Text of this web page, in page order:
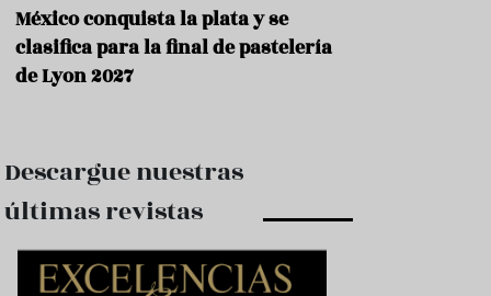
F
n
México conquista la plata y se
clasifica para la final de pastelería
de Lyon 2027
Descargue nuestras
últimas revistas